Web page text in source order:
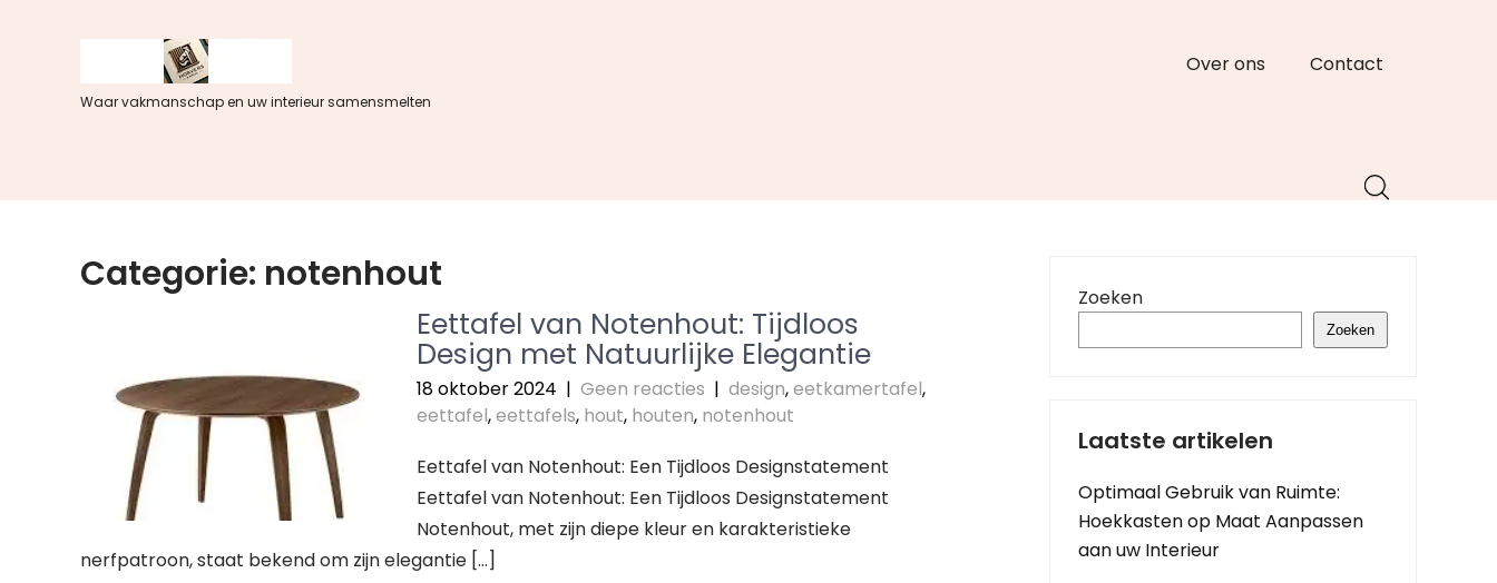
Waar vakmanschap en uw interieur samensmelten
Over ons Contact
Categorie: notenhout
Eettafel van Notenhout: Tijdloos
Design met Natuurlijke Elegantie
18 oktober 2024 | Geen reacties | design,eetkamertafel,
eettafel,eettafels, hout, houten, notenhout
Eettafel van Notenhout: Een Tijdloos Designstatement
Eettafel van Notenhout: Een Tijdloos Designstatement
Notenhout, met zijn diepe kleur en karakteristieke
nerfpatroon, staat bekend om zijn elegantie […]
Zoeken
Zoeken
Laatste artikelen
Optimaal Gebruik van Ruimte:
Hoekkasten op Maat Aanpassen
aan uw Interieur